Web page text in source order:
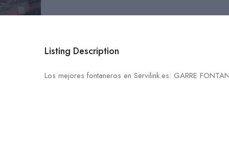
Listing Description
Los mejores fontaneros en Servilink.es: GARRE